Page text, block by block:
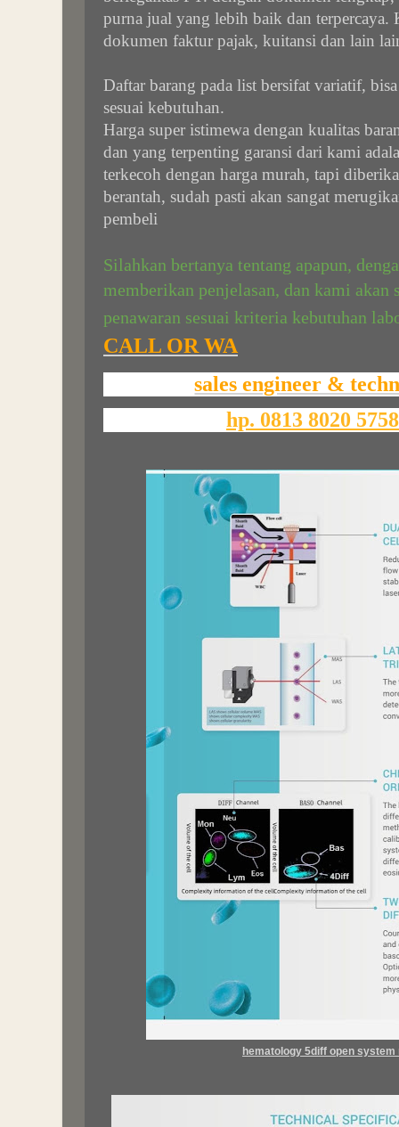
purna jual yang lebih baik dan terpercaya.
dokumen faktur pajak, kuitansi dan lain
Daftar barang pada list bersifat variatif,
sesuai kebutuhan.
Harga super istimewa dengan kualitas
dan yang terpenting garansi dari kami
terkecoh dengan harga murah, tapi
berantah, sudah pasti akan sangat
pembeli
Silahkan bertanya tentang apapun,
memberikan penjelasan, dan kami akan
penawaran sesuai kriteria kebutuhan
CALL OR WA
sales engineer &
hp. 0813 8020
hematology 5diff open system